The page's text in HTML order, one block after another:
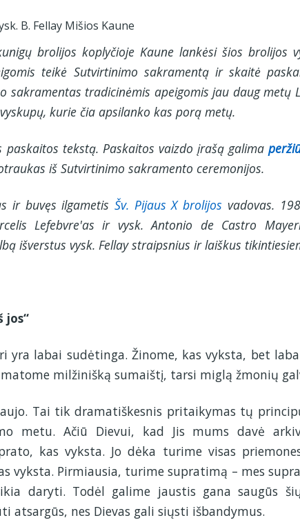
B. Fellay Mišios Kaune
brolijos koplyčioje Kaune lankėsi šios brolijos
teikė Sutvirtinimo sakramentą ir skaitė
sakramentas tradicinėmis apeigomis jau daug metų
kurie čia apsilanko kas porą metų.
tekstą. Paskaitos vaizdo įrašą galima
iš Sutvirtinimo sakramento ceremonijos.
ir buvęs ilgametis Šv. Pijaus X brolijos vadovas.
Lefebvre'as ir vysk. Antonio de Castro
išverstus vysk. Fellay straipsnius ir laiškus
jos“
yra labai sudėtinga. Žinome, kas vyksta, bet
milžinišką sumaištį, tarsi miglą žmonių
Tai tik dramatiškesnis pritaikymas tų
metu. Ačiū Dievui, kad Jis mums davė
kas vyksta. Jo dėka turime visas
vyksta. Pirmiausia, turime supratimą – mes
daryti. Todėl galime jaustis gana saugūs
atsargūs, nes Dievas gali siųsti išbandymus.